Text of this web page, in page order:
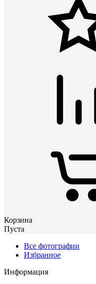
Корзина
Пуста
Все фотографии
Избранное
Информация